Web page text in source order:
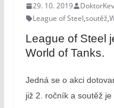
29. 10. 2019
League of Steel,soutěž,
League of Steel
World of Tanks.
Jedná se o akci
již 2. ročník a soutěž